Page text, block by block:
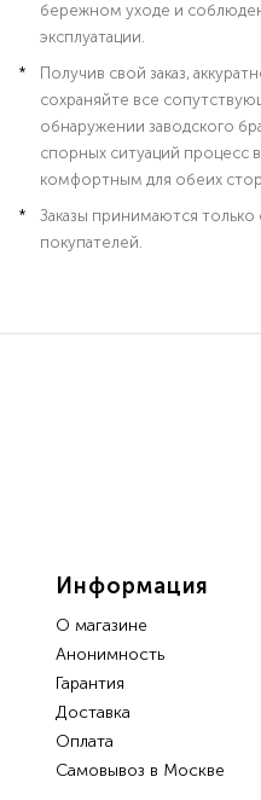
бережном уходе и
эксплуатации.
Получив свой заказ,
сохраняйте все
обнаружении заводского
спорных ситуаций процесс
комфортным для обеих
Заказы принимаются
покупателей.
Информация
О магазине
Анонимность
Гарантия
Доставка
Oплата
Самовывоз в Москве